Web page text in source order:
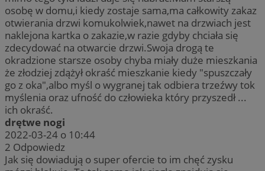
osobę w domu,i kiedy zostaje sama,ma całkowity zakaz
otwierania drzwi komukolwiek,nawet na drzwiach jest
naklejona kartka o zakazie,w razie gdyby chciała się
zdecydować na otwarcie drzwi.Swoja drogą te
okradzione starsze osoby chyba miały duże mieszkania
że złodziej zdążył okraść mieszkanie kiedy "spuszczały
go z oka",albo myśl o wygranej tak odbiera trzeźwy tok
myślenia oraz ufność do człowieka który przyszedł ...
ich okraść.
drętwe nogi
2022-03-24 o 10:44
2 Odpowiedz
Jak się dowiadują o super ofercie to im chęć zysku